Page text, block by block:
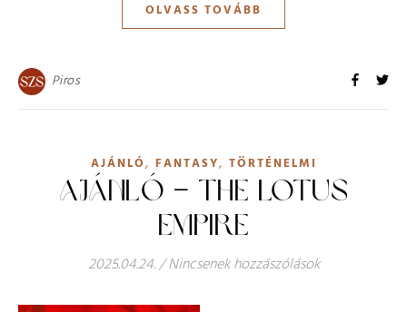
OLVASS TOVÁBB
Piros
AJÁNLÓ, FANTASY, TÖRTÉNELMI
AJÁNLÓ – THE LOTUS
EMPIRE
2025.04.24./ Nincsenek hozzászólások